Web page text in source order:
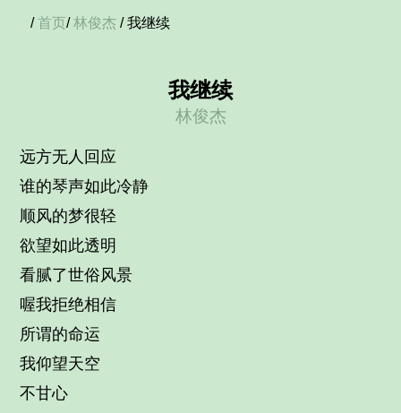
/首页/林俊杰/ 我继续
我继续
林俊杰
远方无人回应
谁的琴声如此冷静
顺风的梦很轻
欲望如此透明
看腻了世俗风景
喔我拒绝相信
所谓的命运
我仰望天空
不甘心